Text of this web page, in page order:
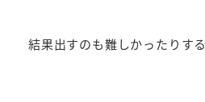
結果出すのも難しかったりする